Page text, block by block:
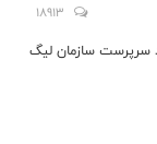
18913
سرپرست سازمان لیگ